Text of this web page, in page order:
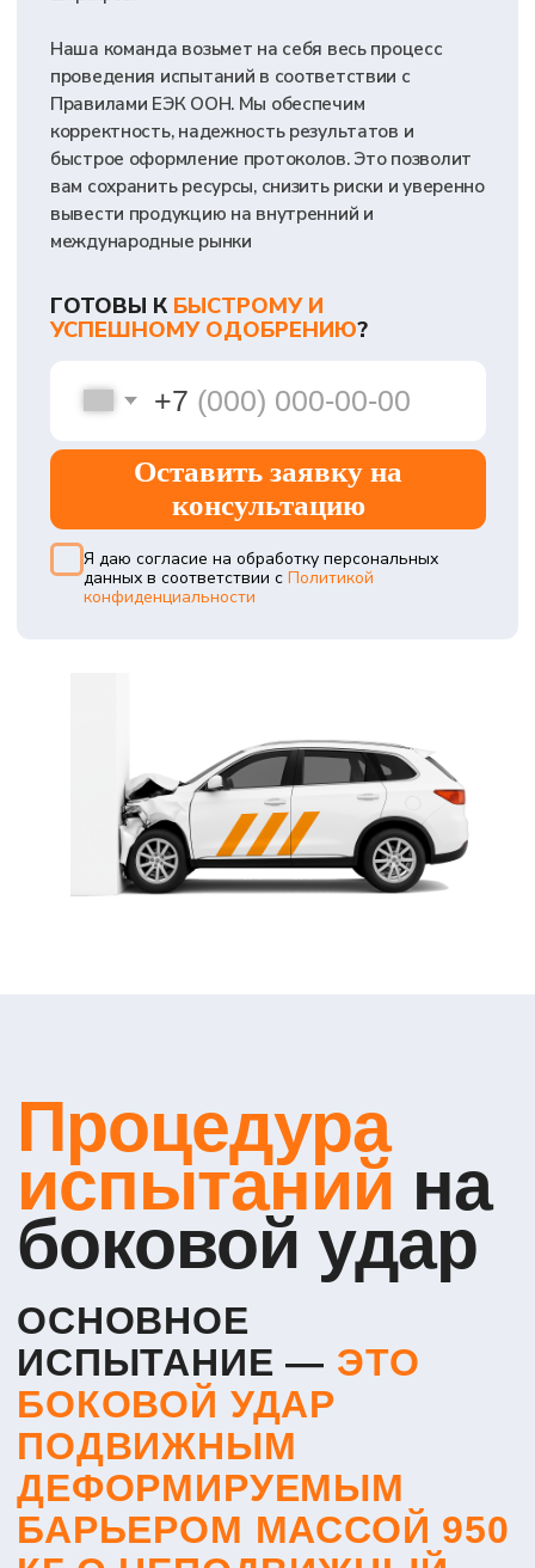
Мы возьмем на себя весь процесс подтверждения
соответствия вашей продукции Правилам ЕЭК ООН,
включая № 95. От вас потребуется только подать
заявку — всё остальное сделаем мы
+7
1
ПОДГОТОВИМ И ОФОРМИМ
ТЕХНИЧЕСКОЙ
ДОКУМЕНТАЦИИ
2
ОРГАНИЗУЕМ НЕОБХОДИМЫЕ
ИСПЫТАНИЯ
АККРЕДИТОВАННЫХ
ЛАБОРАТОРИЯХ
3
ОФИЦИАЛЬНОГО
УТВЕРЖДЕНИЯ ТИПА
4
МЕЖДУНАРОДНЫМ
ТРЕБОВАНИЯМ
БЕЗОПАСНОСТИ
ведущий технический
эксперт
АНТОН
ТИХОМИРОВ
Контакты
услуги
Оформление ОТТС
Свидетельство wmi
Тех. документация
Оборудование ЭРА-ГЛОНАСС
Самоходные машины